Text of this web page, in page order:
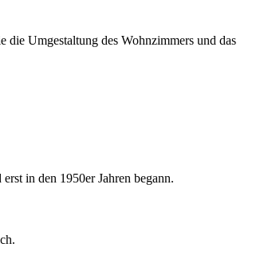
Umgestaltung des Wohnzimmers und das
in den 1950er Jahren begann.